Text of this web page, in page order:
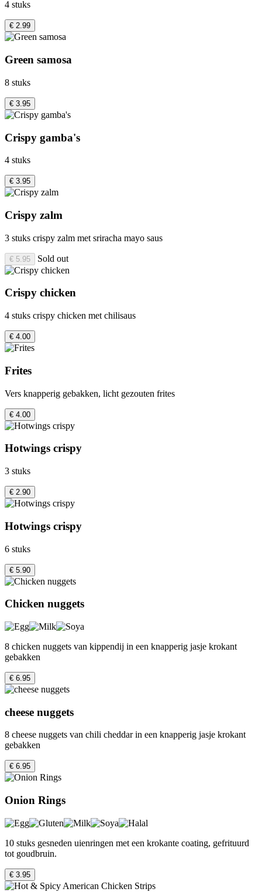
4 stuks
€ 2.99
Green samosa
8 stuks
€ 3.95
Crispy gamba's
4 stuks
€ 3.95
Crispy zalm
3 stuks crispy zalm met sriracha mayo saus
€ 5.95 Sold out
Crispy chicken
4 stuks crispy chicken met chilisaus
€ 4.00
Frites
Vers knapperig gebakken, licht gezouten frites
€ 4.00
Hotwings crispy
3 stuks
€ 2.90
Hotwings crispy
6 stuks
€ 5.90
Chicken nuggets
8 chicken nuggets van kippendij in een knapperig jasje krokant
gebakken
€ 6.95
cheese nuggets
8 cheese nuggets van chili cheddar in een knapperig jasje krokant
gebakken
€ 6.95
Onion Rings
10 stuks gesneden uienringen met een krokante coating, gefrituurd
tot goudbruin.
€ 3.95